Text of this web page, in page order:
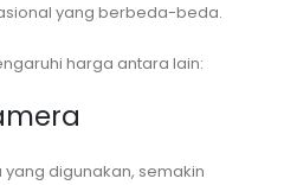
yang berbeda-beda.
harga antara lain:
digunakan, semakin